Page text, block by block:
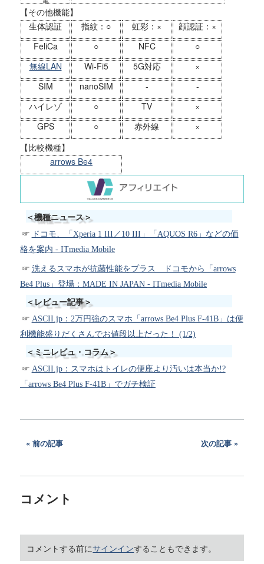
【その他機能】
生体認証
指紋：○ 虹彩：×
顔認証：×
FeliCa
○ NFC
○
無線LAN
Wi-Fi5 5G対応
×
SIM
nanoSIM -
-
ハイレゾ
○ TV
×
GPS
○ 赤外線
×
【比較機種】
arrows Be4
＜機種ニュース＞
ドコモ、「Xperia 1 III／10 III」「AQUOS R6」などの価
格を案内 - ITmedia Mobile
洗えるスマホが抗菌性能をプラス ドコモから「arrows
Be4 Plus」登場：MADE IN JAPAN - ITmedia Mobile
＜レビュー記事＞
ASCII.jp：2万円強のスマホ「arrows Be4 Plus F-41B」は便
利機能盛りだくさんでお値段以上だった！ (1/2)
＜ミニレビュ・コラム＞
ASCII.jp：スマホはトイレの便座より汚いは本当か!?
「arrows Be4 Plus F-41B」でガチ検証
前の記事 次の記事
コメント
コメントする前にサインインすることもできます。